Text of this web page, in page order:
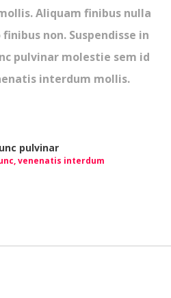
Aliquam finibus nulla
non. Suspendisse in
pulvinar molestie sem id
interdum mollis.
pulvinar
venenatis interdum